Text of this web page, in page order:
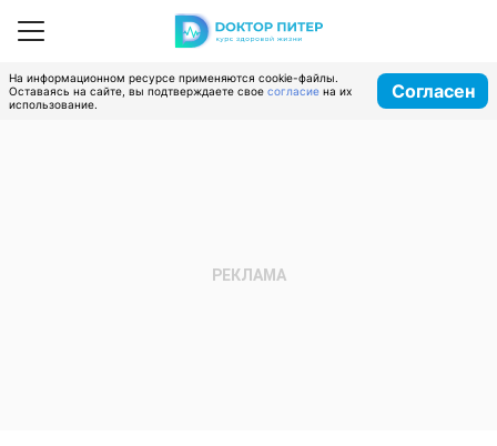
На информационном ресурсе применяются cookie-файлы.
Оставаясь на сайте, вы подтверждаете свое согласие на их
использование.
Согласен